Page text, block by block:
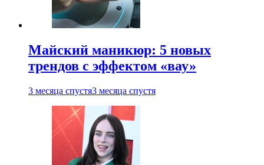
Майский маникюр: 5 новых
трендов с эффектом «вау»
3 месяца спустя3 месяца спустя